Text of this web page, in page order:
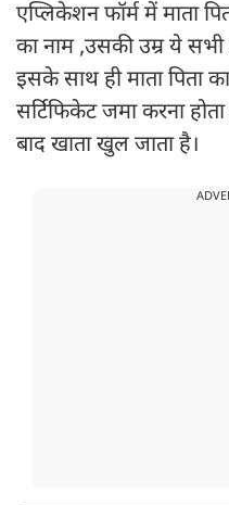
एप्लिकेशन फॉर्म में माता
का नाम ,उसकी उम्र ये सभी
इसके साथ ही माता पिता
सर्टिफिकेट जमा करना
बाद खाता खुल जाता है।